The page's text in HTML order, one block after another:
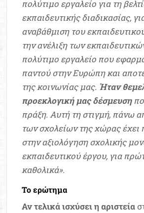
πολύτιμο εργαλείο για τη
εκπαιδευτικής διαδικασίας,
αναβάθμιση του
την ανέλιξη των
πολύτιμο εργαλείο που
παντού στην Ευρώπη και
της κοινωνίας μας. Ήταν
προεκλογική μας δέσμευση
πράξη. Αυτή τη στιγμή, πάνω
των σχολείων της χώρας έχει
στην αξιολόγηση σχολικής
εκπαιδευτικού έργου, για
καθολικά».
Το ερώτημα
Αν τελικά ισχύσει η αριστεία